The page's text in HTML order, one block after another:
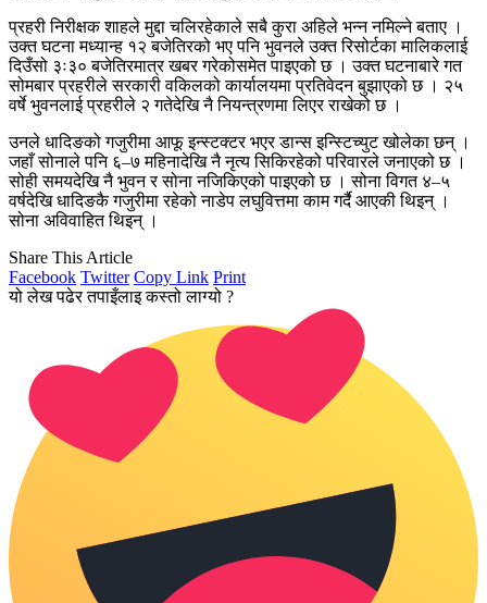
प्रहरी निरीक्षक शाहले मुद्दा चलिरहेकाले सबै कुरा अहिले भन्न नमिल्ने बताए ।
उक्त घटना मध्यान्ह १२ बजेतिरको भए पनि भुवनले उक्त रिसोर्टका मालिकलाई
दिउँसो ३ः३० बजेतिरमात्र खबर गरेकोसमेत पाइएको छ । उक्त घटनाबारे गत
सोमबार प्रहरीले सरकारी वकिलको कार्यालयमा प्रतिवेदन बुझाएको छ । २५
वर्षे भुवनलाई प्रहरीले २ गतेदेखि नै नियन्त्रणमा लिएर राखेको छ ।
उनले धादिङको गजुरीमा आफू इन्स्टक्टर भएर डान्स इन्स्टिच्युट खोलेका छन् ।
जहाँ सोनाले पनि ६–७ महिनादेखि नै नृत्य सिकिरहेको परिवारले जनाएको छ ।
सोही समयदेखि नै भुवन र सोना नजिकिएको पाइएको छ । सोना विगत ४–५
वर्षदेखि धादिङकै गजुरीमा रहेको नाडेप लघुवित्तमा काम गर्दै आएकी थिइन् ।
सोना अविवाहित थिइन् ।
Share This Article
Facebook Twitter Copy Link Print
यो लेख पढेर तपाइँलाइ कस्तो लाग्यो ?